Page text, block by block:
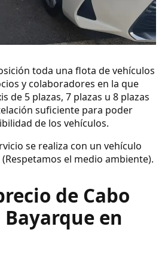
toda una flota de vehículos
y colaboradores en la que
de 5 plazas, 7 plazas u 8 plazas
suficiente para poder
de los vehículos.
se realiza con un vehículo
el medio ambiente).
de Cabo
Bayarque en